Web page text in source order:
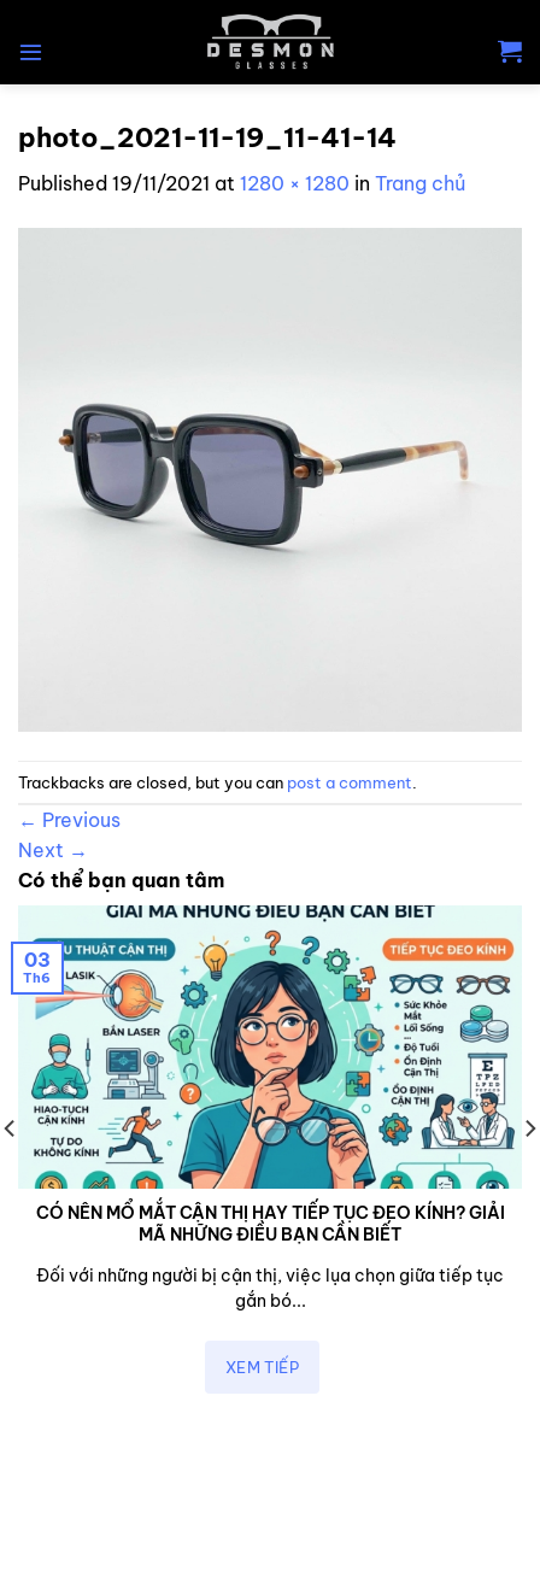
photo_2021-11-19_11-41-14
Published 19/11/2021 at 1280 × 1280 in Trang chủ
Trackbacks are closed, but you can post a comment
← Previous
Next →
Có thể bạn quan tâm
CÓ NÊN MỔ MẮT CẬN THỊ HAY TIẾP TỤC ĐEO KÍNH? GIẢI
MÃ NHỮNG ĐIỀU BẠN CẦN BIẾT
Đối với những người bị cận thị, việc lụa chọn giữa tiếp tục
gắn bó...
XEM TIẾP
03
Th6